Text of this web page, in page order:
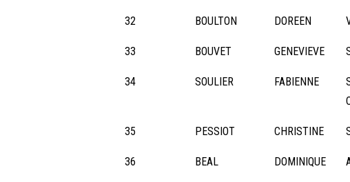
32 BOULTON DOREEN
33 BOUVET GENEVIEVE
34 SOULIER FABIENNE
35 PESSIOT CHRISTINE
36 BEAL DOMINIQUE